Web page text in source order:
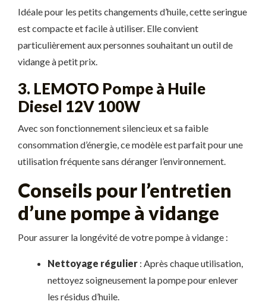
Idéale pour les petits changements d’huile, cette seringue
est compacte et facile à utiliser. Elle convient
particulièrement aux personnes souhaitant un outil de
vidange à petit prix.
3. LEMOTO Pompe à Huile
Diesel 12V 100W
Avec son fonctionnement silencieux et sa faible
consommation d’énergie, ce modèle est parfait pour une
utilisation fréquente sans déranger l’environnement.
Conseils pour l’entretien
d’une pompe à vidange
Pour assurer la longévité de votre pompe à vidange :
Nettoyage régulier: Après chaque utilisation,
nettoyez soigneusement la pompe pour enlever
les résidus d’huile.